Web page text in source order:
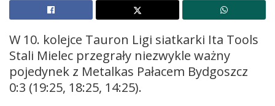
W 10. kolejce Tauron Ligi siatkarki Ita Tools
Stali Mielec przegrały niezwykle ważny
pojedynek z Metalkas Pałacem Bydgoszcz
0:3 (19:25, 18:25, 14:25).